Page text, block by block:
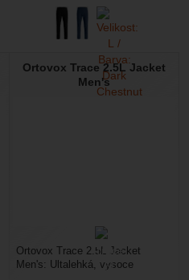
Ortovox Trace 2.5L Jacket
Men's
Ortovox Trace 2.5L Jacket
Men's: Ultalehká, vysoce